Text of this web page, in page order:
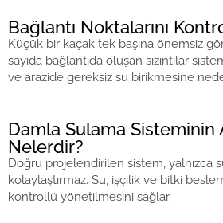
Bağlantı Noktalarını
Küçük bir kaçak tek başına önemsiz
sayıda bağlantıda oluşan sızıntılar
ve arazide gereksiz su birikmesine
Damla Sulama Sisteminin
Nelerdir?
Doğru projelendirilen sistem, yalnızca
kolaylaştırmaz. Su, işçilik ve bitki
kontrollü yönetilmesini sağlar.